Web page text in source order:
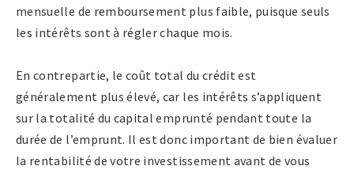
mensuelle de remboursement plus faible, puisque seuls
les intérêts sont à régler chaque mois.
En contrepartie, le coût total du crédit est
généralement plus élevé, car les intérêts s’appliquent
sur la totalité du capital emprunté pendant toute la
durée de l’emprunt. Il est donc important de bien évaluer
la rentabilité de votre investissement avant de vous